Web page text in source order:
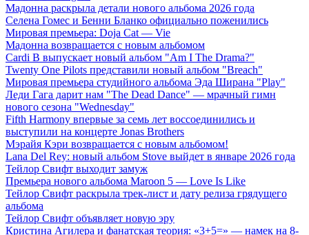
Мадонна раскрыла детали нового альбома 2026 года
Селена Гомес и Бенни Бланко официально поженились
Мировая премьера: Doja Cat — Vie
Мадонна возвращается с новым альбомом
Cardi B выпускает новый альбом "Am I The Drama?"
Twenty One Pilots представили новый альбом "Breach"
Мировая премьера студийного альбома Эда Ширана "Play"
Леди Гага дарит нам "The Dead Dance" — мрачный гимн
нового сезона "Wednesday"
Fifth Harmony впервые за семь лет воссоединились и
выступили на концерте Jonas Brothers
Мэрайя Кэри возвращается с новым альбомом!
Lana Del Rey: новый альбом Stove выйдет в январе 2026 года
Тейлор Свифт выходит замуж
Премьера нового альбома Maroon 5 — Love Is Like
Тейлор Свифт раскрыла трек-лист и дату релиза грядущего
альбома
Тейлор Свифт объявляет новую эру
Кристина Агилера и фанатская теория: «3+5=» — намек на 8-